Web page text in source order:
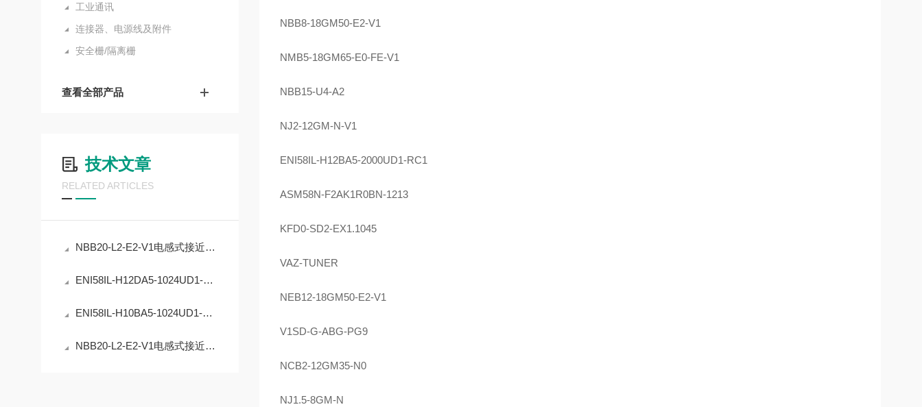
工业通讯
连接器、电源线及附件
安全栅/隔离栅
查看全部产品
技术文章
RELATED ARTICLES
NBB20-L2-E2-V1电感式接近开关的工业自动化应用
ENI58IL-H12DA5-1024UD1-RC1编码器在工业定位中的应用
ENI58IL-H10BA5-1024UD1-RC1编码器的原理与应用
NBB20-L2-E2-V1电感式接近开关的安装与调试指南
NBB8-18GM50-E2-V1
NMB5-18GM65-E0-FE-V1
NBB15-U4-A2
NJ2-12GM-N-V1
ENI58IL-H12BA5-2000UD1-RC1
ASM58N-F2AK1R0BN-1213
KFD0-SD2-EX1.1045
VAZ-TUNER
NEB12-18GM50-E2-V1
V1SD-G-ABG-PG9
NCB2-12GM35-N0
NJ1.5-8GM-N